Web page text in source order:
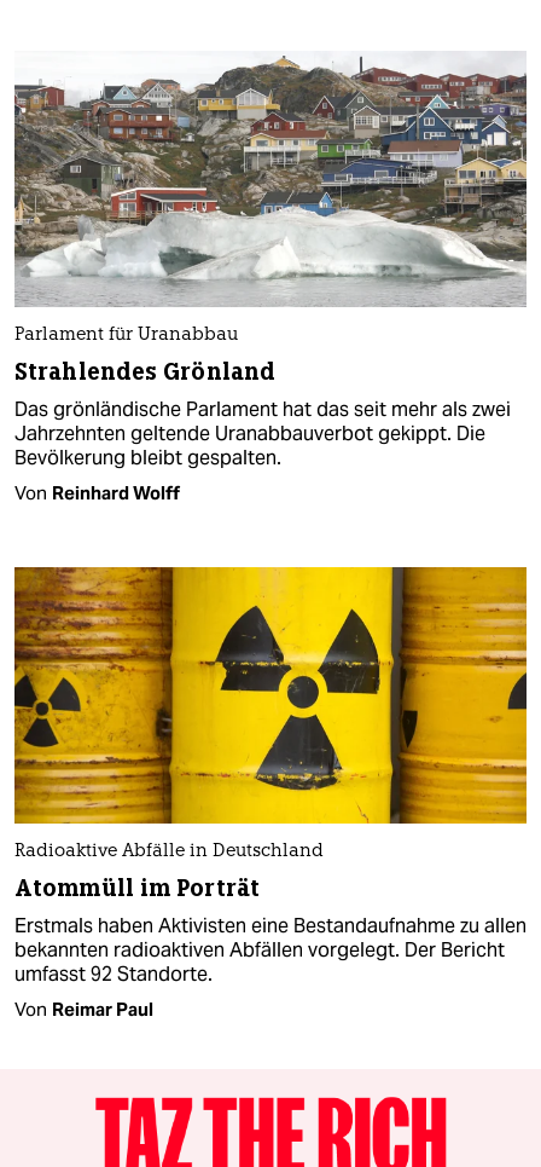
Parlament für Uranabbau
Strahlendes Grönland
Das grönländische Parlament hat das seit mehr als zwei
Jahrzehnten geltende Uranabbauverbot gekippt. Die
Bevölkerung bleibt gespalten.
Von Reinhard Wolff
Radioaktive Abfälle in Deutschland
Atommüll im Porträt
Erstmals haben Aktivisten eine Bestandaufnahme zu allen
bekannten radioaktiven Abfällen vorgelegt. Der Bericht
umfasst 92 Standorte.
Von Reimar Paul